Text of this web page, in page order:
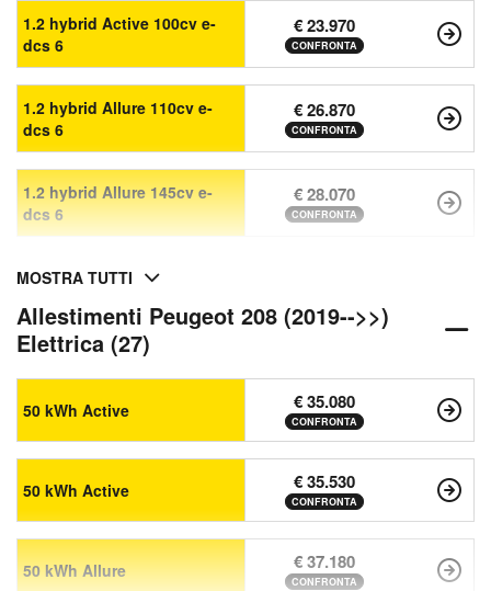
1.2 hybrid Active 100cv e-
dcs 6
€ 23.970
CONFRONTA
1.2 hybrid Allure 110cv e-
dcs 6
€ 26.870
CONFRONTA
1.2 hybrid Allure 145cv e-
dcs 6
€ 28.070
CONFRONTA
MOSTRA TUTTI
Allestimenti Peugeot 208 (2019-->>)
Elettrica (27)
50 kWh Active € 35.080
CONFRONTA
50 kWh Active € 35.530
CONFRONTA
50 kWh Allure € 37.180
CONFRONTA